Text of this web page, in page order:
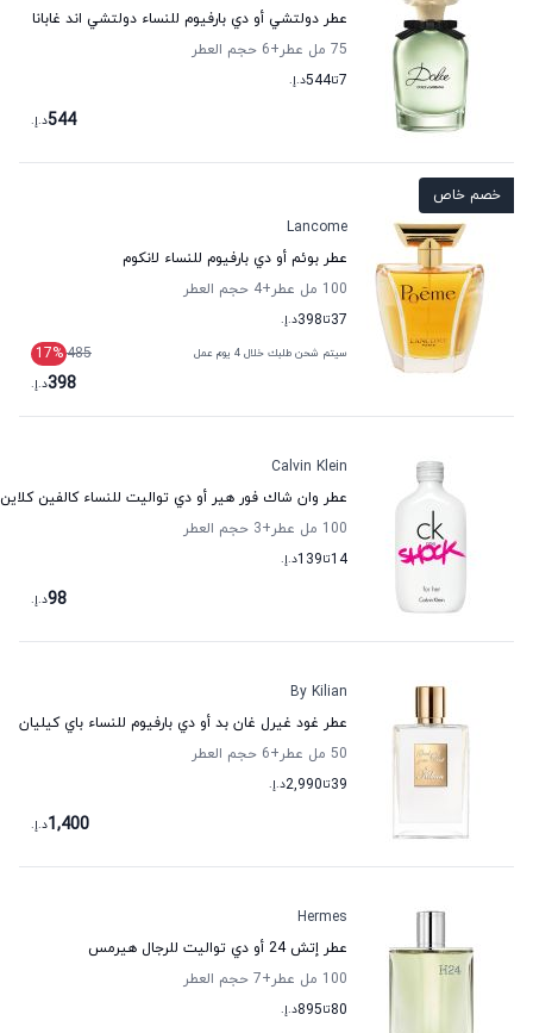
عطر دولتشي أو دي بارفيوم للنساء دولتشي اند غابانا
75 مل عطر
+6
حجم العطر
7تا544د.إ.
544د.إ.
خصم خاص
Lancome
عطر بوئم أو دي بارفيوم للنساء لانكوم
100 مل عطر
+4
حجم العطر
37تا398د.إ.
سيتم شحن طلبك خلال 4 يوم عمل 485
17%
398د.إ.
Calvin Klein
عطر وان شاك فور هير أو دي تواليت للنساء كالفين كلاين
100 مل عطر
+3
حجم العطر
14تا139د.إ.
98د.إ.
By Kilian
عطر غود غيرل غان بد أو دي بارفيوم للنساء باي كيليان
50 مل عطر
+6
حجم العطر
39تا2,990د.إ.
1,400د.إ.
Hermes
عطر إتش 24 أو دي تواليت للرجال هيرمس
100 مل عطر
+7
حجم العطر
80تا895د.إ.